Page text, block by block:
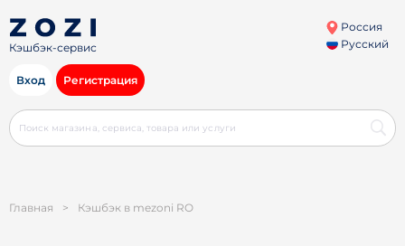
Кэшбэк-сервис
Россия
Русский
Вход Регистрация
Главная > Кэшбэк в mezoni RO